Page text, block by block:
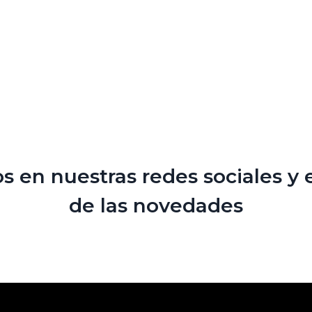
en nuestras redes sociales y
de las novedades